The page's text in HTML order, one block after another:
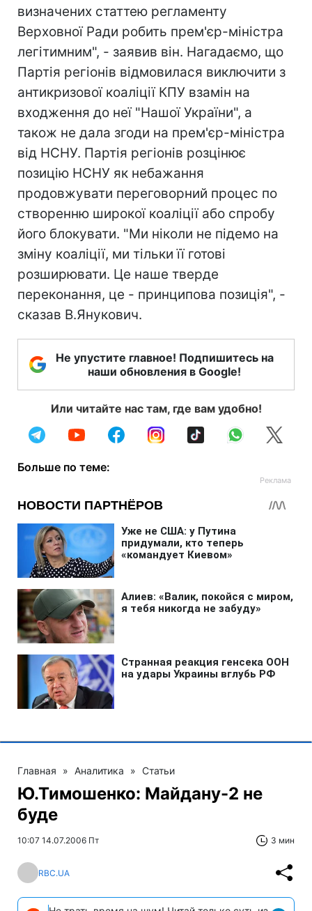
визначених статтею регламенту
Верховної Ради робить прем'єр-міністра
легітимним", - заявив він. Нагадаємо, що
Партія регіонів відмовилася виключити з
антикризової коаліції КПУ взамін на
входження до неї "Нашої України", а
також не дала згоди на прем'єр-міністра
від НСНУ. Партія регіонів розцінює
позицію НСНУ як небажання
продовжувати переговорний процес по
створенню широкої коаліції або спробу
його блокувати. "Ми ніколи не підемо на
зміну коаліції, ми тільки її готові
розширювати. Це наше тверде
переконання, це - принципова позиція", -
сказав В.Янукович.
Не упустите главное! Подпишитесь на
наши обновления в Google!
Или читайте нас там, где вам удобно!
Больше по теме:
Главная » Аналитика » Статьи
Ю.Тимошенко: Майдану-2 не
буде
10:07 14.07.2006 Пт 3 мин
RBC.UA